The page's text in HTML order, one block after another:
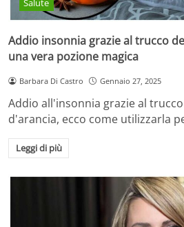
Addio insonnia grazie al trucco
una vera pozione magica
Barbara Di Castro Gennaio 27, 2025
Addio all'insonnia grazie al
d'arancia, ecco come utilizzarla
Leggi di più